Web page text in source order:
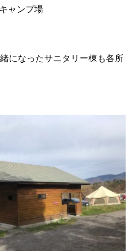
になったサニタリー棟も各所